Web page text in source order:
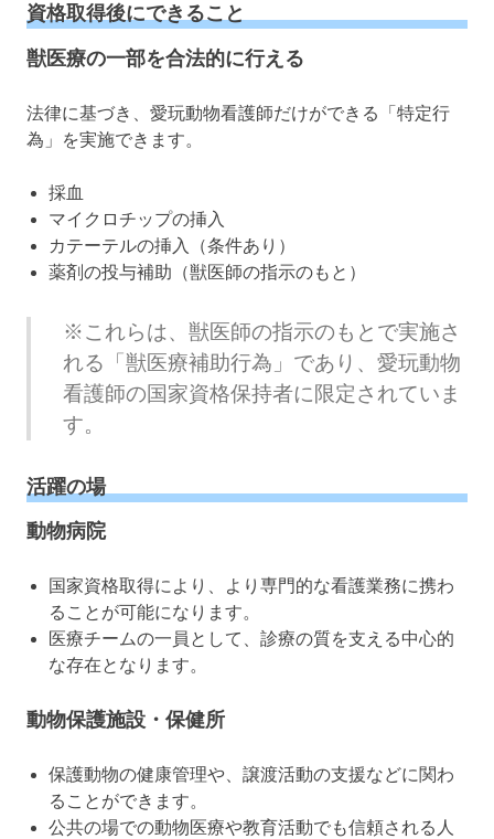
資格取得後にできること
獣医療の一部を合法的に行える
法律に基づき、愛玩動物看護師だけができる「特定行
為」を実施できます。
採血
マイクロチップの挿入
カテーテルの挿入（条件あり）
薬剤の投与補助（獣医師の指示のもと）
※これらは、獣医師の指示のもとで実施さ
れる「獣医療補助行為」であり、愛玩動物
看護師の国家資格保持者に限定されていま
す。
活躍の場
動物病院
国家資格取得により、より専門的な看護業務に携わ
ることが可能になります。
医療チームの一員として、診療の質を支える中心的
な存在となります。
動物保護施設・保健所
保護動物の健康管理や、譲渡活動の支援などに関わ
ることができます。
公共の場での動物医療や教育活動でも信頼される人